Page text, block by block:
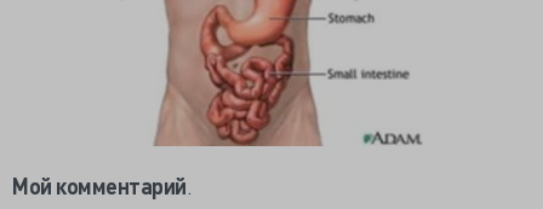
Мой комментарий